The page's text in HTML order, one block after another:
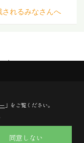
れるみなさんへ
中）
」をご覧ください。
同意しない